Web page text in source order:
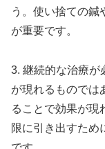
う。使い捨ての鍼
が重要です。
3. 継続的な治療が
が現れるものでは
ることで効果が現
限に引き出すため